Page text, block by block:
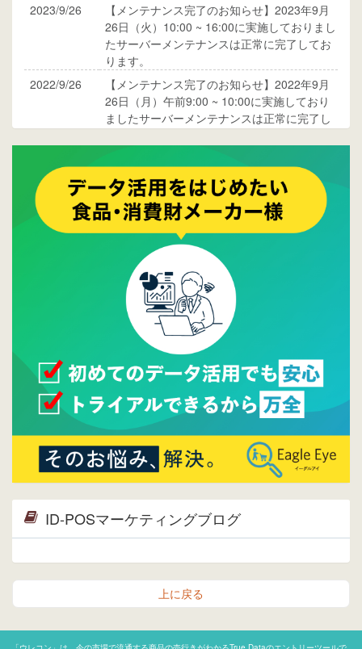
2023/9/26
【メンテナンス完了のお知らせ】2023年9月
26日（火）10:00 ~ 16:00に実施しておりまし
たサーバーメンテナンスは正常に完了してお
ります。
2022/9/26
【メンテナンス完了のお知らせ】2022年9月
26日（月）午前9:00 ~ 10:00に実施しており
ましたサーバーメンテナンスは正常に完了し
ご覧ください。
2015/10/19
ウレコンのサイト機能を大幅バージョンアッ
プ。詳細はこちら。⇒告知ページへ
2015/09/28
ウレコンが機能拡充し、サイトリニューアル
しました。⇒
ウレコンFacebook
Facebookページを開設しました。詳細は
ら。
ウレコンサイトリリースしました。
ID-POSマーケティングブログ
上に戻る